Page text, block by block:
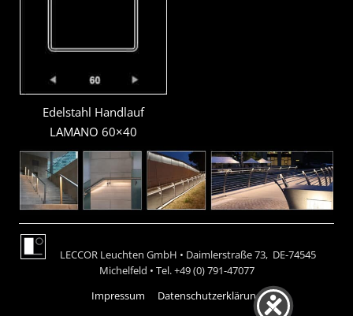
Edelstahl Handlauf
LAMANO 60×40
LECCOR Leuchten GmbH • Daimlerstraße 73, DE-74545
Michelfeld • Tel. +49 (0) 791-47077
Impressum
Datenschutzerklärung